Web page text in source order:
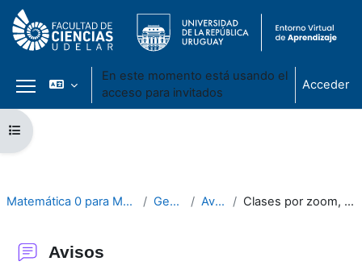
Salta al contenido principal
Panel lateral
En este momento está usando el
acceso para invitados
Acceder
Abrir índice del curso
Matemática 0 para Matemática General Avisos Clases por zoom, lección 2
Avisos